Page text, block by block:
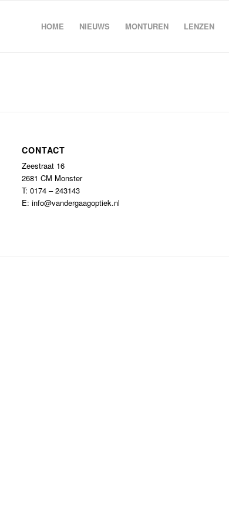
HOME NIEUWS MONTUREN LENZEN
CONTACT
Zeestraat 16
2681 CM Monster
T: 0174 – 243143
E: info@vandergaagoptiek.nl